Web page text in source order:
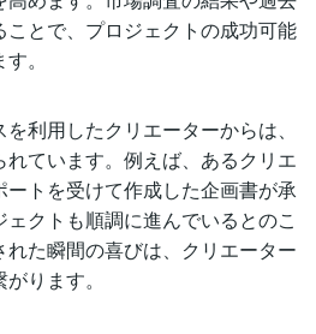
とで、プロジェクトの成功可能
。
利用したクリエーターからは、
ています。例えば、あるクリエ
トを受けて作成した企画書が承
クトも順調に進んでいるとのこ
た瞬間の喜びは、クリエーター
ります。